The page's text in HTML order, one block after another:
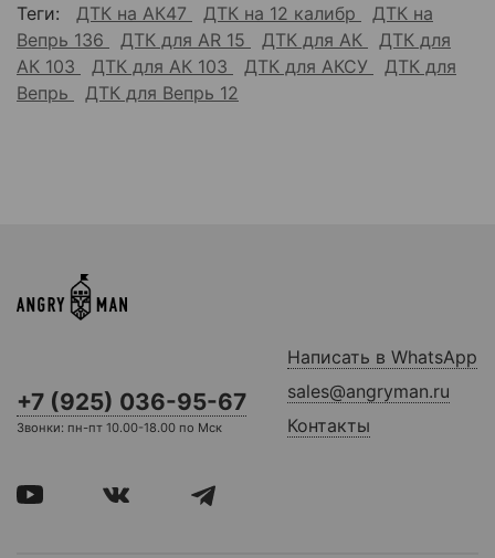
Теги: ДТК на АК47 ДТК на 12 калибр
ДТК на
Вепрь 136
ДТК для AR 15 ДТК для АК
ДТК для
АК 103
ДТК для АК 103 ДТК для АКСУ
ДТК для
Вепрь
ДТК для Вепрь 12
+7 (925) 036-95-67
Звонки: пн-пт 10.00-18.00 по Мск
Написать в WhatsApp
sales@angryman.ru
Контакты